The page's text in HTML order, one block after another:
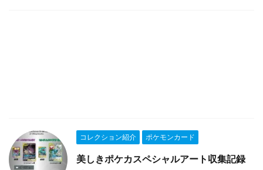
コレクション紹介 ポケモンカード
美しきポケカスペシャルアート収集記録